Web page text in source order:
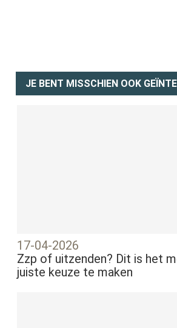
JE BENT MISSCHIEN OOK
17-04-2026
Zzp of uitzenden? Dit is het
juiste keuze te maken